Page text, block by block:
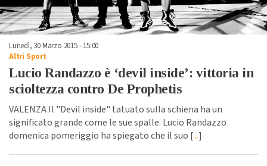
Lunedì, 30 Marzo 2015 - 15:00
Altri Sport
Lucio Randazzo è ‘devil inside’: vittoria in
scioltezza contro De Prophetis
VALENZA Il "Devil inside" tatuato sulla schiena ha un
significato grande come le sue spalle. Lucio Randazzo
domenica pomeriggio ha spiegato che il suo [...]